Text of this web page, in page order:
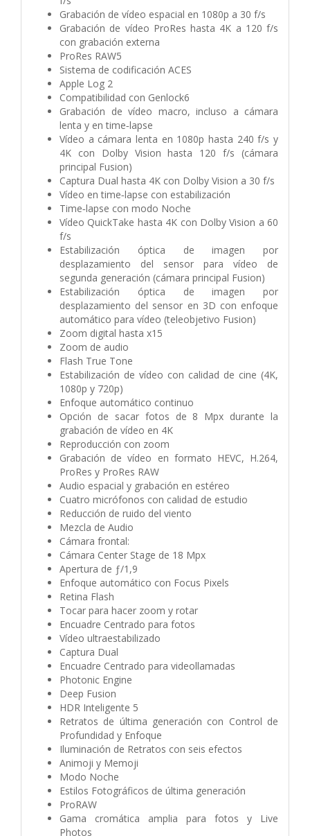
Grabación de vídeo espacial en 1080p a 30 f/s
Grabación de vídeo ProRes hasta 4K a 120 f/s
con grabación externa
ProRes RAW5
Sistema de codificación ACES
Apple Log 2
Compati­bilidad con Genlock6
Grabación de vídeo macro, incluso a cámara
lenta y en time‑lapse
Vídeo a cámara lenta en 1080p hasta 240 f/s y
4K con Dolby Vision hasta 120 f/s (cámara
principal Fusion)
Captura Dual hasta 4K con Dolby Vision a 30 f/s
Vídeo en time‑lapse con estabili­zación
Time‑lapse con modo Noche
Vídeo QuickTake hasta 4K con Dolby Vision a 60
f/s
Estabili­zación óptica de imagen por
desplazamiento del sensor para vídeo de
segunda generación (cámara principal Fusion)
Estabili­zación óptica de imagen por
desplazamiento del sensor en 3D con enfoque
automático para vídeo (teleobjetivo Fusion)
Zoom digital hasta x15
Zoom de audio
Flash True Tone
Estabili­zación de vídeo con calidad de cine (4K,
1080p y 720p)
Enfoque automático continuo
Opción de sacar fotos de 8 Mpx durante la
grabación de vídeo en 4K
Reproducción con zoom
Grabación de vídeo en formato HEVC, H.264,
ProRes y ProRes RAW
Audio espacial y grabación en estéreo
Cuatro micrófonos con calidad de estudio
Reducción de ruido del viento
Mezcla de Audio
Cámara frontal:
Cámara Center Stage de 18 Mpx
Apertura de ƒ/1,9
Enfoque automático con Focus Pixels
Retina Flash
Tocar para hacer zoom y rotar
Encuadre Centrado para fotos
Vídeo ultraestabilizado
Captura Dual
Encuadre Centrado para videollamadas
Photonic Engine
Deep Fusion
HDR Inteligente 5
Retratos de última generación con Control de
Profundidad y Enfoque
Iluminación de Retratos con seis efectos
Animoji y Memoji
Modo Noche
Estilos Fotográficos de última generación
ProRAW
Gama cromática amplia para fotos y Live
Photos